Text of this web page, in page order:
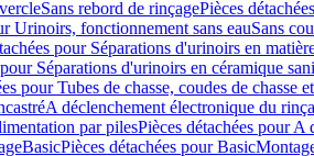
Sans rebord de rinçagePièces
Urinoirs, fonctionnement sans eauSans
pour Séparations d'urinoirs en
Séparations d'urinoirs en céramique
pour Tubes de chasse, coudes de chasse
A déclenchement électronique du
par pilesPièces détachées pour
BasicPièces détachées pour Basic